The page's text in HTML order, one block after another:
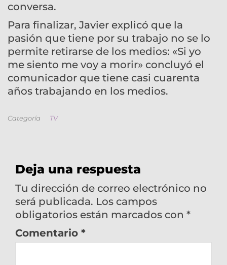
conversa.
Para finalizar, Javier explicó que la
pasión que tiene por su trabajo no se lo
permite retirarse de los medios: «Si yo
me siento me voy a morir» concluyó el
comunicador que tiene casi cuarenta
años trabajando en los medios.
Categoría TV
Deja una respuesta
Tu dirección de correo electrónico no
será publicada. Los campos
obligatorios están marcados con *
Comentario *